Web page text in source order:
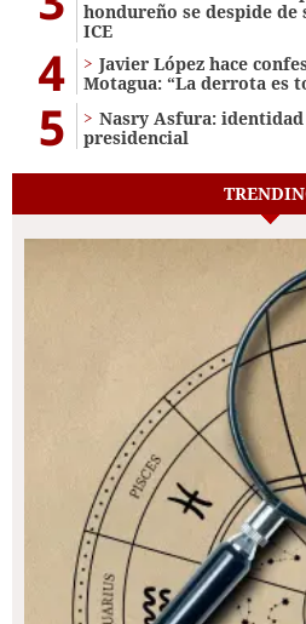
hondureño se despide
ICE
4
Javier López hace
Motagua: “La derrota es
5
Nasry Asfura:
presidencial